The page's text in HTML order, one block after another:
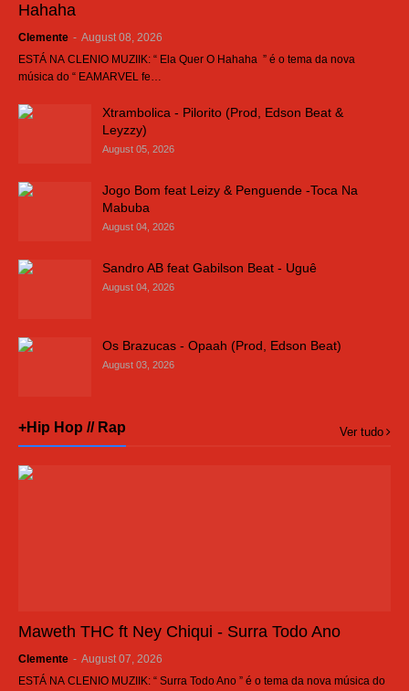
Hahaha
Clemente - August 08, 2026
ESTÁ NA CLENIO MUZIIK: “ Ela Quer O Hahaha ” é o tema da nova
música do “ EAMARVEL fe…
Xtrambolica - Pilorito (Prod, Edson Beat &
Leyzzy)
August 05, 2026
Jogo Bom feat Leizy & Penguende -Toca Na
Mabuba
August 04, 2026
Sandro AB feat Gabilson Beat - Uguê
August 04, 2026
Os Brazucas - Opaah (Prod, Edson Beat)
August 03, 2026
+Hip Hop // Rap Ver tudo
Maweth THC ft Ney Chiqui - Surra Todo Ano
Clemente - August 07, 2026
ESTÁ NA CLENIO MUZIIK: “ Surra Todo Ano ” é o tema da nova música do